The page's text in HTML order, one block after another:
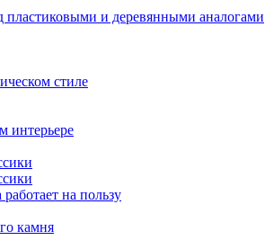
пластиковыми и деревянными аналогами
стиле
интерьере
на пользу
камня